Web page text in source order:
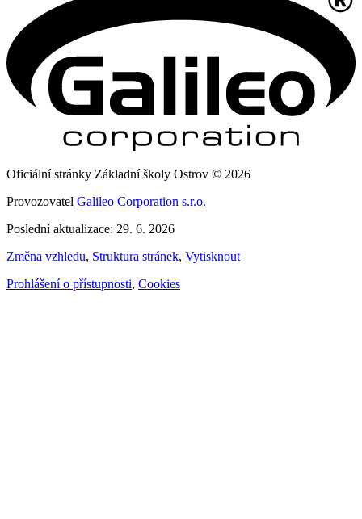
Oficiální stránky Základní školy Ostrov © 2026
Provozovatel Galileo Corporation s.r.o.
Poslední aktualizace: 29. 6. 2026
Změna vzhledu, Struktura stránek, Vytisknout
Prohlášení o přístupnosti, Cookies